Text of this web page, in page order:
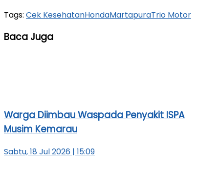
Tags: Cek KesehatanHondaMartapuraTrio Motor
Baca Juga
Warga Diimbau Waspada Penyakit ISPA
Musim Kemarau
Sabtu, 18 Jul 2026 | 15:09